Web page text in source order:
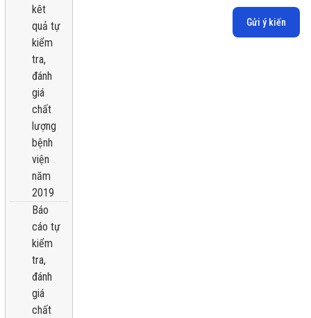
kêt
quả tự
kiểm
tra,
đánh
giá
chất
lượng
bệnh
viện
năm
2019
Báo
cáo tự
kiểm
tra,
đánh
giá
chất
Gửi ý kiến